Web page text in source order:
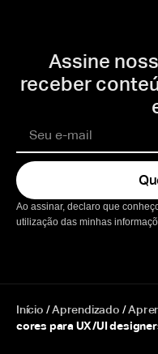
Assine
receber
Ao assinar, declaro que
utilização das minhas
Início /Aprendizado /
cores para UX/UI